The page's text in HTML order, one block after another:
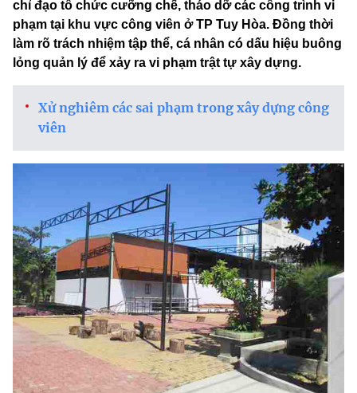
chỉ đạo tổ chức cưỡng chế, tháo dỡ các công trình vi
phạm tại khu vực công viên ở TP Tuy Hòa. Đồng thời
làm rõ trách nhiệm tập thể, cá nhân có dấu hiệu buông
lỏng quản lý để xảy ra vi phạm trật tự xây dựng.
Xử nghiêm các sai phạm trong xây dựng công
viên